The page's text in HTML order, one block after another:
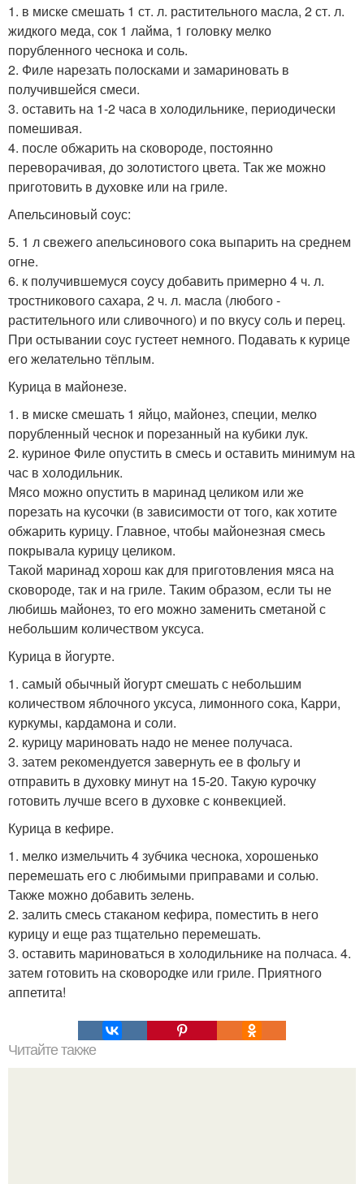
1. в миске смешать 1 ст. л. растительного масла, 2 ст. л.
жидкого меда, сок 1 лайма, 1 головку мелко
порубленного чеснока и соль.
2. Филе нарезать полосками и замариновать в
получившейся смеси.
3. оставить на 1-2 часа в холодильнике, периодически
помешивая.
4. после обжарить на сковороде, постоянно
переворачивая, до золотистого цвета. Так же можно
приготовить в духовке или на гриле.
Апельсиновый соус:
5. 1 л свежего апельсинового сока выпарить на среднем
огне.
6. к получившемуся соусу добавить примерно 4 ч. л.
тростникового сахара, 2 ч. л. масла (любого -
растительного или сливочного) и по вкусу соль и перец.
При остывании соус густеет немного. Подавать к курице
его желательно тёплым.
Курица в майонезе.
1. в миске смешать 1 яйцо, майонез, специи, мелко
порубленный чеснок и порезанный на кубики лук.
2. куриное Филе опустить в смесь и оставить минимум на
час в холодильник.
Мясо можно опустить в маринад целиком или же
порезать на кусочки (в зависимости от того, как хотите
обжарить курицу. Главное, чтобы майонезная смесь
покрывала курицу целиком.
Такой маринад хорош как для приготовления мяса на
сковороде, так и на гриле. Таким образом, если ты не
любишь майонез, то его можно заменить сметаной с
небольшим количеством уксуса.
Курица в йогурте.
1. самый обычный йогурт смешать с небольшим
количеством яблочного уксуса, лимонного сока, Карри,
куркумы, кардамона и соли.
2. курицу мариновать надо не менее получаса.
3. затем рекомендуется завернуть ее в фольгу и
отправить в духовку минут на 15-20. Такую курочку
готовить лучше всего в духовке с конвекцией.
Курица в кефире.
1. мелко измельчить 4 зубчика чеснока, хорошенько
перемешать его с любимыми приправами и солью.
Также можно добавить зелень.
2. залить смесь стаканом кефира, поместить в него
курицу и еще раз тщательно перемешать.
3. оставить мариноваться в холодильнике на полчаса. 4.
затем готовить на сковородке или гриле. Приятного
аппетита!
Читайте также